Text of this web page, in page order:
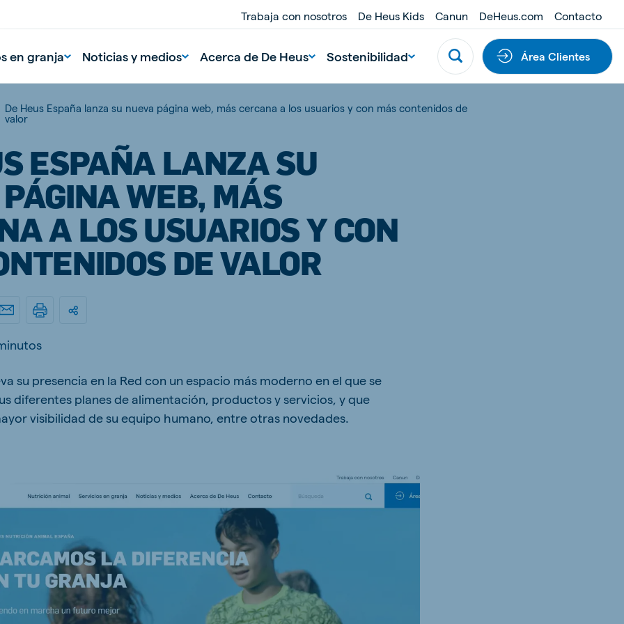
Trabaja con nosotros De Heus Kids Canun DeHeus.com Contacto
en granja Noticias y medios Acerca de De Heus Sostenibilidad Área Clientes
De Heus España lanza su nueva página web, más cercana a los usuarios y con más contenidos de
valor
ESPAÑA LANZA SU
WEB, MÁS
A LOS USUARIOS Y CON
DE VALOR
su presencia en la Red con un espacio más moderno en el que se
diferentes planes de alimentación, productos y servicios, y que
visibilidad de su equipo humano, entre otras novedades.
Portugal
Portuguese
Indonesia
Africa Ghana (Koudijs)
(Koudijs)